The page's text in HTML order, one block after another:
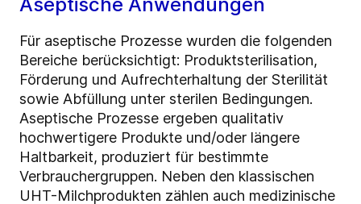
Für aseptische Prozesse wurden die folgenden
Bereiche berücksichtigt: Produktsterilisation,
Förderung und Aufrechterhaltung der Sterilität
sowie Abfüllung unter sterilen Bedingungen.
Aseptische Prozesse ergeben qualitativ
hochwertigere Produkte und/oder längere
Haltbarkeit, produziert für bestimmte
Verbrauchergruppen. Neben den klassischen
UHT-Milchprodukten zählen auch medizinische